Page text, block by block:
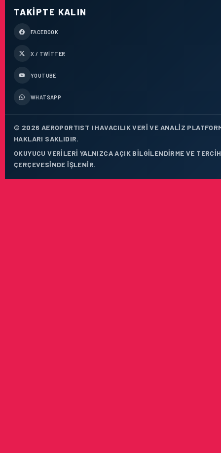
TAKIPTE KALIN
FACEBOOK
X / TWITTER
YOUTUBE
WHATSAPP
© 2026 AEROPORTIST I HAVACILIK VERI VE ANALIZ
HAKLARI SAKLIDIR.
OKUYUCU VERILERI YALNIZCA AÇIK BILGILENDIRME VE
ÇERÇEVESINDE IŞLENIR.